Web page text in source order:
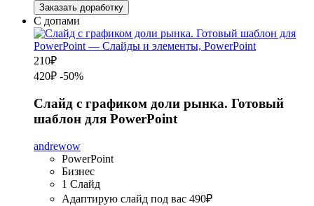
Заказать доработку
С допами
210₽
420₽ -50%
Слайд с графиком доли рынка. Готовый
шаблон для PowerPoint
andrewow
PowerPoint
Бизнес
1 Слайд
Адаптирую слайд под вас 490₽